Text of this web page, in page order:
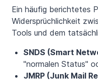
Ein häufig berichtetes
Widersprüchlichkeit
Tools und dem
SNDS (Smart
"normalen Status"
JMRP (Junk Mail